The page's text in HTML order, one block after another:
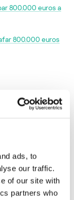
ads, to
our traffic.
of our site with
partners who
800.000 euros a
800.000 euros
intentan
publicada.